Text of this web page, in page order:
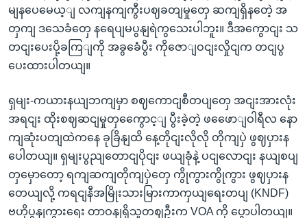
မျနပေမေယ့ျ လကျနကျကွီးပဈခတျမှုတှေ ဆကျရှိနတေဲ့ အ
တှကျ ဒသေခံတှေ နရေပျမပွနျရဲကွသေးပါဘူး။ ဒီအကွောငျး သ
တငျးပေးပို့ခကြျကို အခွခေံပွီး ကိုဇောျဝငျးလှိုငျက တငျပွ
ပေးထားပါတယျ။
ရှမျး-ကယားနယျဘကျမှာ စဈကောငျစီတပျတှေ အငျးအားလုံး
အရငျး ထိုးစဈဆငျမှုတှကွေောင့ျ ပွီးခဲ့တဲ့ ဖဖေောျဝါရီလ နော
ကျဆုံးပတျထဲကနေ ခုခြိနျထိ နေ့တိုငျးလိုလို တိုကျပှဲ ဖွဈပှားန
ပေါတယျ။ ရှမျးပွညျတောငျပိုငျး ဖယျခုံနဲ့ ပငျလောငျး နယျစပျ
တှမှောတော့ ရကျဆကျတိုကျပှဲတှေ ကွိုကွားကွိုကွား ဖွဈပှားန
တေယျလို့ ကရငျနီအမြိုးသားမြားကာကှယျရေးတပျ (KNDF)
ဗဟိုပွနျကွားရေး တာဝနျရှိသူတဈဦးက VOA ကို ပွောပါတယျ။